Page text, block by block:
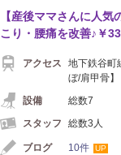
【産後ママさんに人
こり・腰痛を改善♪￥
アクセス
地下鉄谷町
ぼ/肩甲骨】
設備
総数7
スタッフ
総数3人
ブログ 10件 UP